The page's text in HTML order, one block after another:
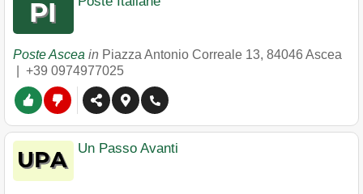
Poste Ascea in Piazza Antonio Correale 13, 84046 Ascea
+39 0974977025
Un Passo Avanti